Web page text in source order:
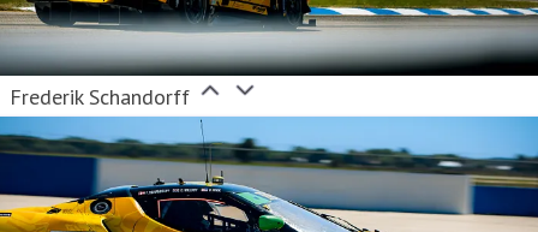
Frederik Schandorff